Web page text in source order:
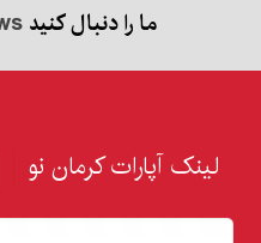
ما را دنبال کنید
لینک آپارات کرمان نو